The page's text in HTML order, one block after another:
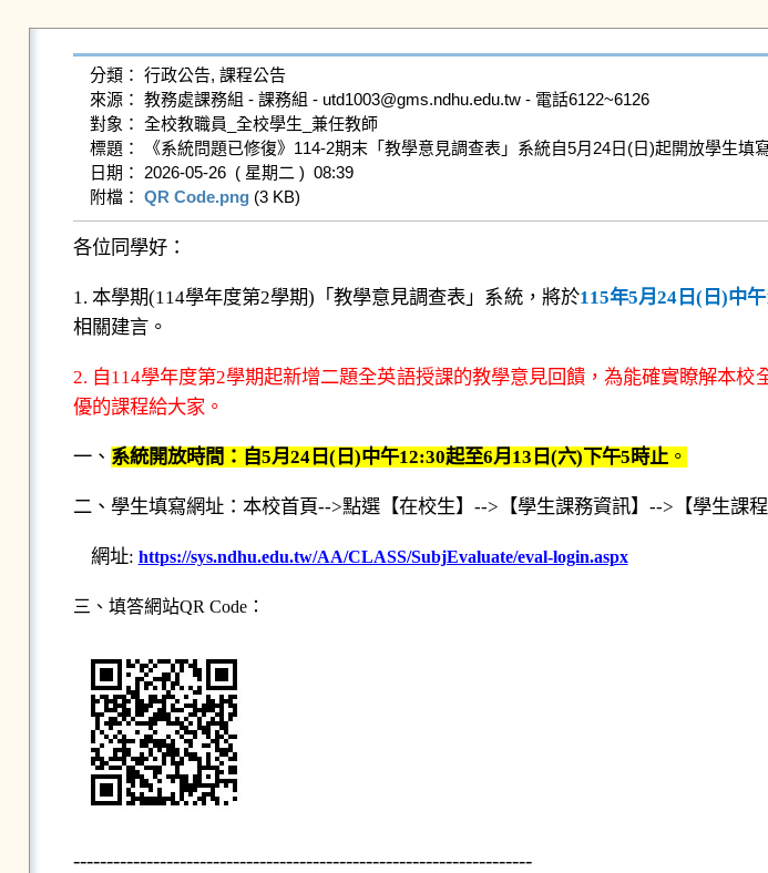
分類： 行政公告, 課程公告
來源： 教務處課務組 - 課務組 - utd1003@gms.ndhu.edu.tw - 電話6122~6126
對象： 全校教職員_全校學生_兼任教師
標題： 《系統問題已修復》114-2期末「教學意見調查表」系統自5月24日(日)起開放學生填
日期： 2026-05-26  ( 星期二 )  08:39
附檔： QR Code.png (3 KB)
各位同學好：
1. 本學期(114學年度第2學期)「教學意見調查表」系統，將於115年5月24日(日)中
相關建言。
2. 自114學年度第2學期起新增二題全英語授課的教學意見回饋，為能確實瞭解本校
優的課程給大家。
一、 系統開放時間：自5月24日(日)中午12:30起至6月13日(六)下午5時止。
二、學生填寫網址：本校首頁-->點選【在校生】-->【學生課務資訊】-->【學生課
網址: https://sys.ndhu.edu.tw/AA/CLASS/SubjEvaluate/eval-login.aspx
三、填答網站QR Code：
---------------------------------------------------------------------